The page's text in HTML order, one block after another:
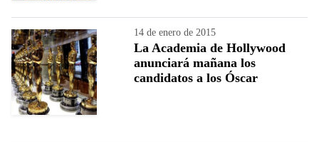
14 de enero de 2015
La Academia de Hollywood
anunciará mañana los
candidatos a los Óscar